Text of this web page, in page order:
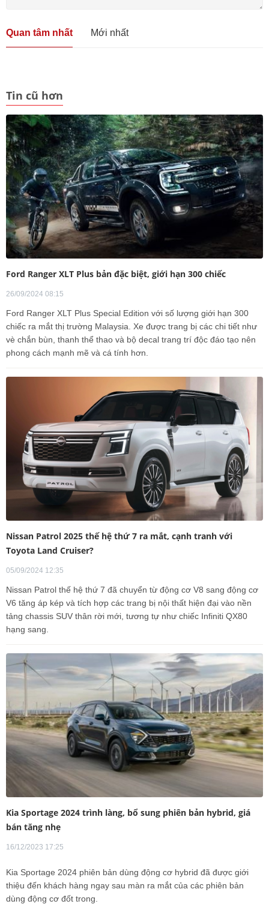
Quan tâm nhất Mới nhất
Tin cũ hơn
Ford Ranger XLT Plus bản đặc biệt, giới hạn 300 chiếc
26/09/2024 08:15
Ford Ranger XLT Plus Special Edition với số lượng giới hạn 300
chiếc ra mắt thị trường Malaysia. Xe được trang bị các chi tiết như
vè chắn bùn, thanh thể thao và bộ decal trang trí độc đáo tạo nên
phong cách mạnh mẽ và cá tính hơn.
Nissan Patrol 2025 thế hệ thứ 7 ra mắt, cạnh tranh với
Toyota Land Cruiser?
05/09/2024 12:35
Nissan Patrol thế hệ thứ 7 đã chuyển từ động cơ V8 sang động cơ
V6 tăng áp kép và tích hợp các trang bị nội thất hiện đại vào nền
tảng chassis SUV thân rời mới, tương tự như chiếc Infiniti QX80
hạng sang.
Kia Sportage 2024 trình làng, bổ sung phiên bản hybrid, giá
bán tăng nhẹ
16/12/2023 17:25
Kia Sportage 2024 phiên bản dùng động cơ hybrid đã được giới
thiệu đến khách hàng ngay sau màn ra mắt của các phiên bản
dùng động cơ đốt trong.